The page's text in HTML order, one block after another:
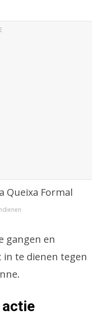
gangen en
te dienen tegen